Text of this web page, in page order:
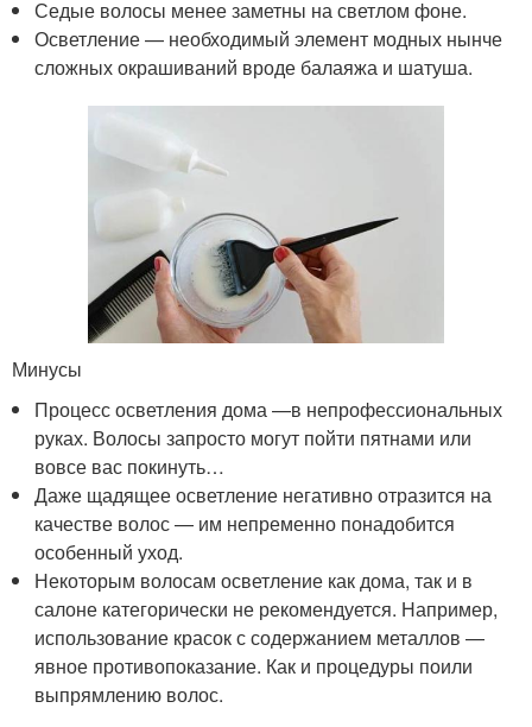
Седые волосы менее заметны на светлом фоне.
Осветление — необходимый элемент модных нынче
сложных окрашиваний вроде балаяжа и шатуша.
Минусы
Процесс осветления дома —в непрофессиональных
руках. Волосы запросто могут пойти пятнами или
вовсе вас покинуть…
Даже щадящее осветление негативно отразится на
качестве волос — им непременно понадобится
особенный уход.
Некоторым волосам осветление как дома, так и в
салоне категорически не рекомендуется. Например,
использование красок с содержанием металлов —
явное противопоказание. Как и процедуры поили
выпрямлению волос.